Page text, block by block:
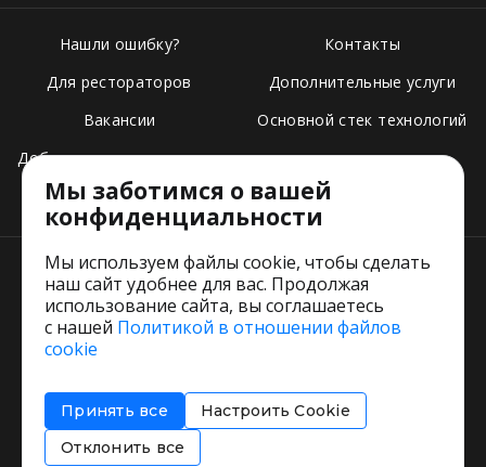
Нашли ошибку?
Для рестораторов
Вакансии
Добавить свое заведение
Тарифы
Контакты
Дополнительные услуги
Основной стек технологий
Пользовательское соглашение
Соглашение об информировании
Политика использования cookies
Мы заботимся о вашей
конфиденциальности
Мы используем файлы cookie, чтобы сделать
наш сайт удобнее для вас. Продолжая
использование сайта, вы соглашаетесь
с нашей Политикой в отношении файлов
cookie
Принять все
Настроить Cookie
Отклонить все